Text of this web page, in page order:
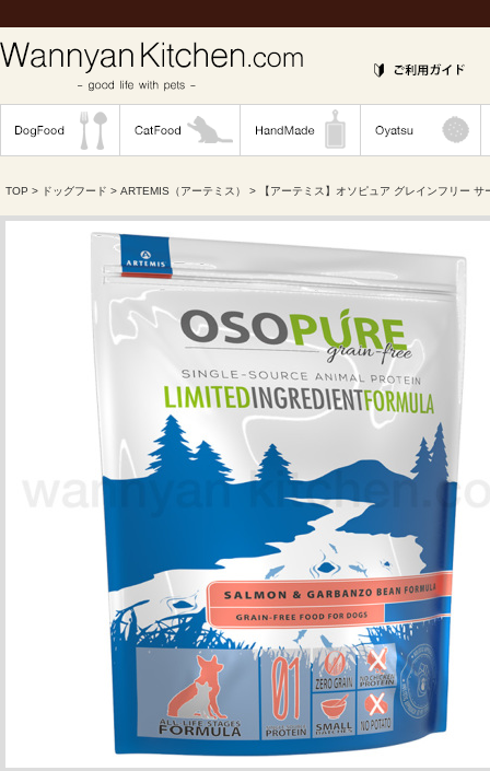
TOP > ドッグフード > ARTEMIS（アーテミス） > 【アーテミス】オソピュア グレインフリー